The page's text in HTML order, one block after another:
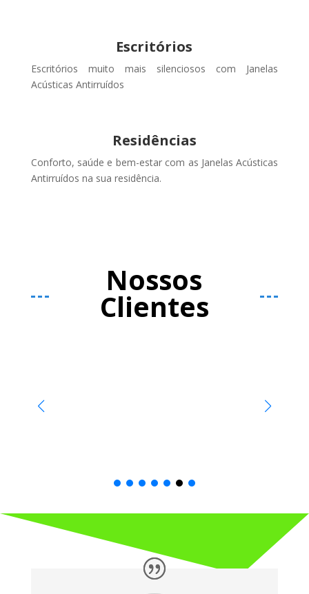
Escritórios
Escritórios muito mais silenciosos com Janelas
Acústicas Antirruídos
Residências
Conforto, saúde e bem-estar com as Janelas Acústicas
Antirruídos na sua residência.
Nossos
Clientes